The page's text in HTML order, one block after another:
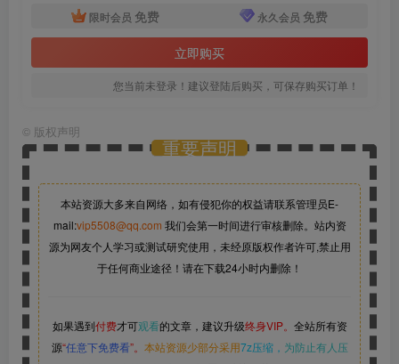
限时会员 免费 永久会员 免费
立即购买
您当前未登录！建议登陆后购买，可保存购买订单！
© 版权声明
重要声明
本站资源大多来自网络，如有侵犯你的权益请联系管理员E-
mail:vip5508@qq.com 我们会第一时间进行审核删除。站内资
源为网友个人学习或测试研究使用，未经原版权作者许可,禁止用
于任何商业途径！请在下载24小时内删除！
如果遇到付费才可观看的文章，建议升级终身VIP。 全站所有资
源“任意下免费看”。 本站资源少部分采用7z压缩， 为防止有人压